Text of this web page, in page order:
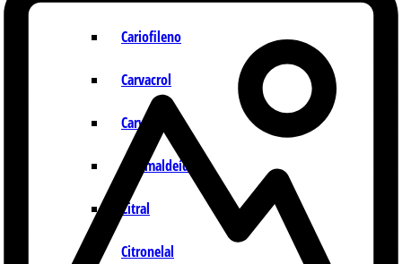
Cariofileno
Carvacrol
Carvona
Cinamaldeído
Citral
Citronelal